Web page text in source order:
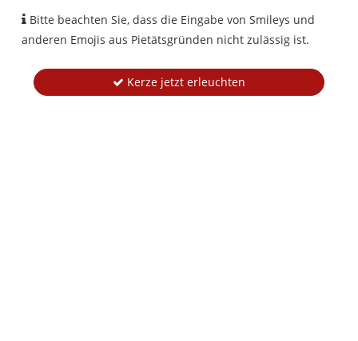
Bitte beachten Sie, dass die Eingabe von Smileys und
anderen Emojis aus Pietätsgründen nicht zulässig ist.
Kerze jetzt erleuchten